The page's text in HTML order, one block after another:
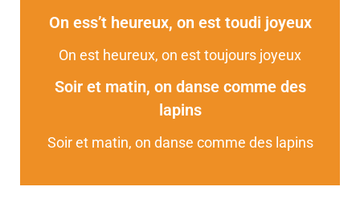
On ess’t heureux, on est toudi joyeux
On est heureux, on est toujours joyeux
Soir et matin, on danse comme des
lapins
Soir et matin, on danse comme des lapins